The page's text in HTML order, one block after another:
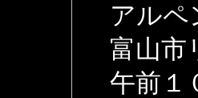
アルペ
富山市
午前１